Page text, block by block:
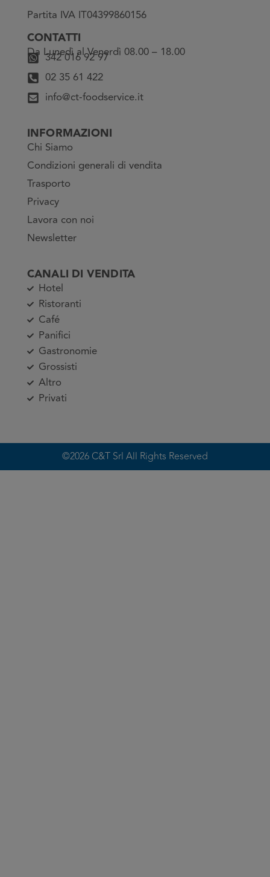
Partita IVA IT04399860156
CONTATTI
Da Lunedì al Venerdì 08.00 – 18.00
342 016 92 97
02 35 61 422
info@ct-foodservice.it
INFORMAZIONI
Chi Siamo
Condizioni generali di vendita
Trasporto
Privacy
Lavora con noi
Newsletter
CANALI DI VENDITA
Hotel
Ristoranti
Café
Panifici
Gastronomie
Grossisti
Altro
Privati
©2026 C&T Srl All Rights Reserved